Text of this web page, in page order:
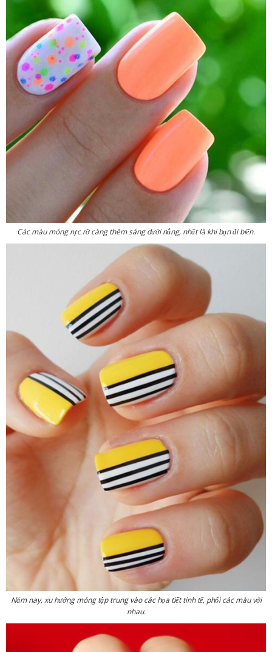
Các màu móng rực rỡ càng thêm sáng dưới nắng, nhất là khi bạn đi biển.
Năm nay, xu hướng móng tập trung vào các họa tiết tinh tế, phối các màu với
nhau.